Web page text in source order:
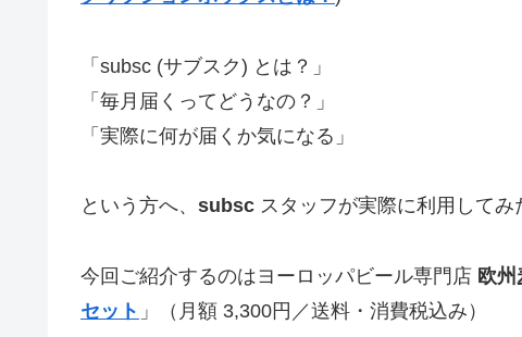
「subsc (サブスク) とは？」
「毎月届くってどうなの？」
「実際に何が届くか気になる」
という方へ、 subsc スタッフが実際に利用してみ
今回ご紹介するのはヨーロッパビール専門店 欧州
セット 」（月額 3,300円／送料・消費税込み）